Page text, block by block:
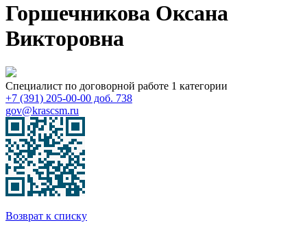
Горшечникова Оксана
Викторовна
Специалист по договорной работе 1 категории
+7 (391) 205-00-00 доб. 738
gov@krascsm.ru
Возврат к списку